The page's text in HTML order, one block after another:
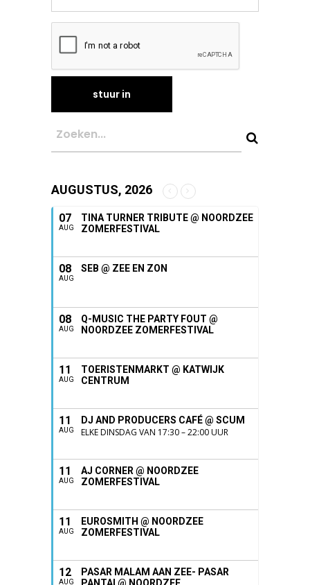
AUGUSTUS, 2026
07
AUG
TINA TURNER TRIBUTE @ NOORDZEE
ZOMERFESTIVAL
08
AUG
SEB @ ZEE EN ZON
08
AUG
Q-MUSIC THE PARTY FOUT @
NOORDZEE ZOMERFESTIVAL
11
AUG
TOERISTENMARKT @ KATWIJK
CENTRUM
11
AUG
DJ AND PRODUCERS CAFÉ @ SCUM
ELKE DINSDAG VAN 17:30 – 22:00 UUR
11
AUG
AJ CORNER @ NOORDZEE
ZOMERFESTIVAL
11
AUG
EUROSMITH @ NOORDZEE
ZOMERFESTIVAL
12
AUG
PASAR MALAM AAN ZEE- PASAR
PANTAI @ NOORDZEE